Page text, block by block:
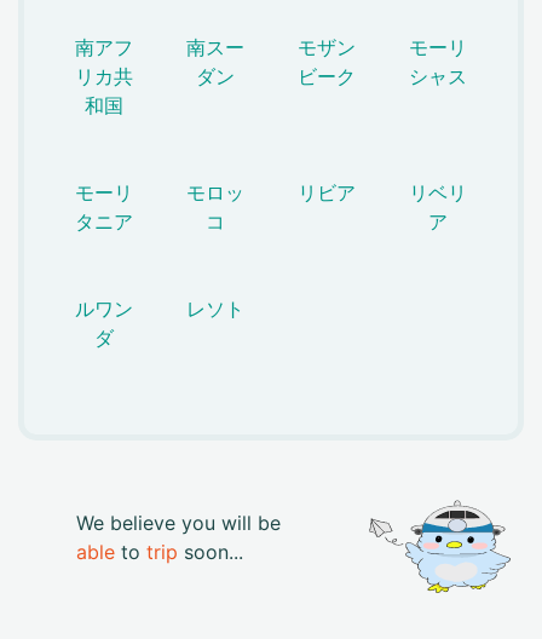
南アフ
リカ共
和国
南スー
ダン
モザン
ビーク
モーリ
シャス
モーリ
タニア
モロッ
コ
リビア
リベリ
ア
ルワン
ダ
レソト
We believe you will be
able to trip soon...